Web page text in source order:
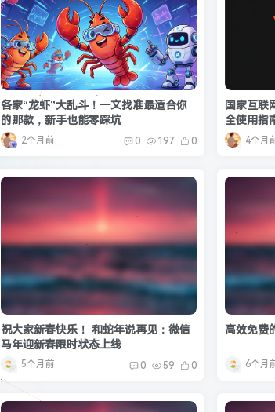
各家“龙虾”大乱斗！一文找准最适合你
的那款，新手也能零踩坑
2个月前 0 197 0
国家互联
全使用指
4个月
祝大家新春快乐！ 和蛇年说再见：微信
马年迎新春限时状态上线
5个月前 0 59 0
高效免费
6个月